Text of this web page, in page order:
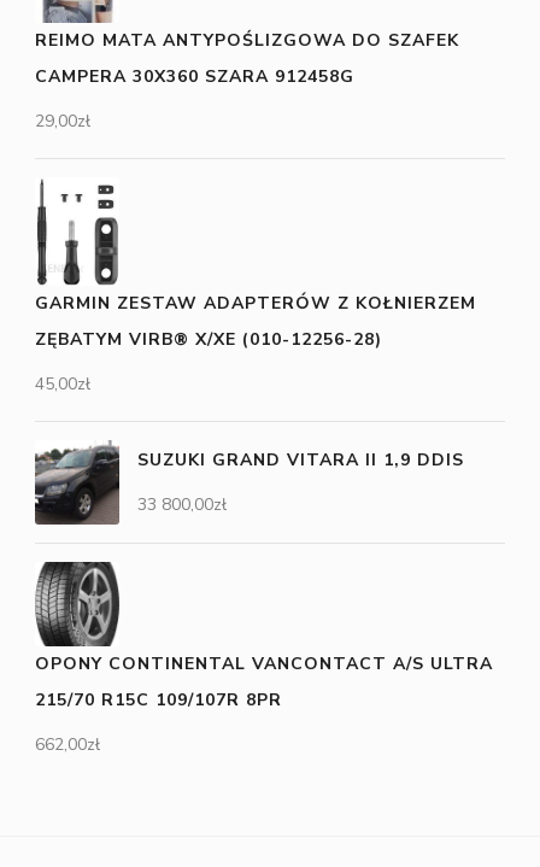
REIMO MATA ANTYPOŚLIZGOWA DO SZAFEK
CAMPERA 30X360 SZARA 912458G
29,00zł
GARMIN ZESTAW ADAPTERÓW Z KOŁNIERZEM
ZĘBATYM VIRB® X/XE (010-12256-28)
45,00zł
SUZUKI GRAND VITARA II 1,9 DDIS
33 800,00zł
OPONY CONTINENTAL VANCONTACT A/S ULTRA
215/70 R15C 109/107R 8PR
662,00zł